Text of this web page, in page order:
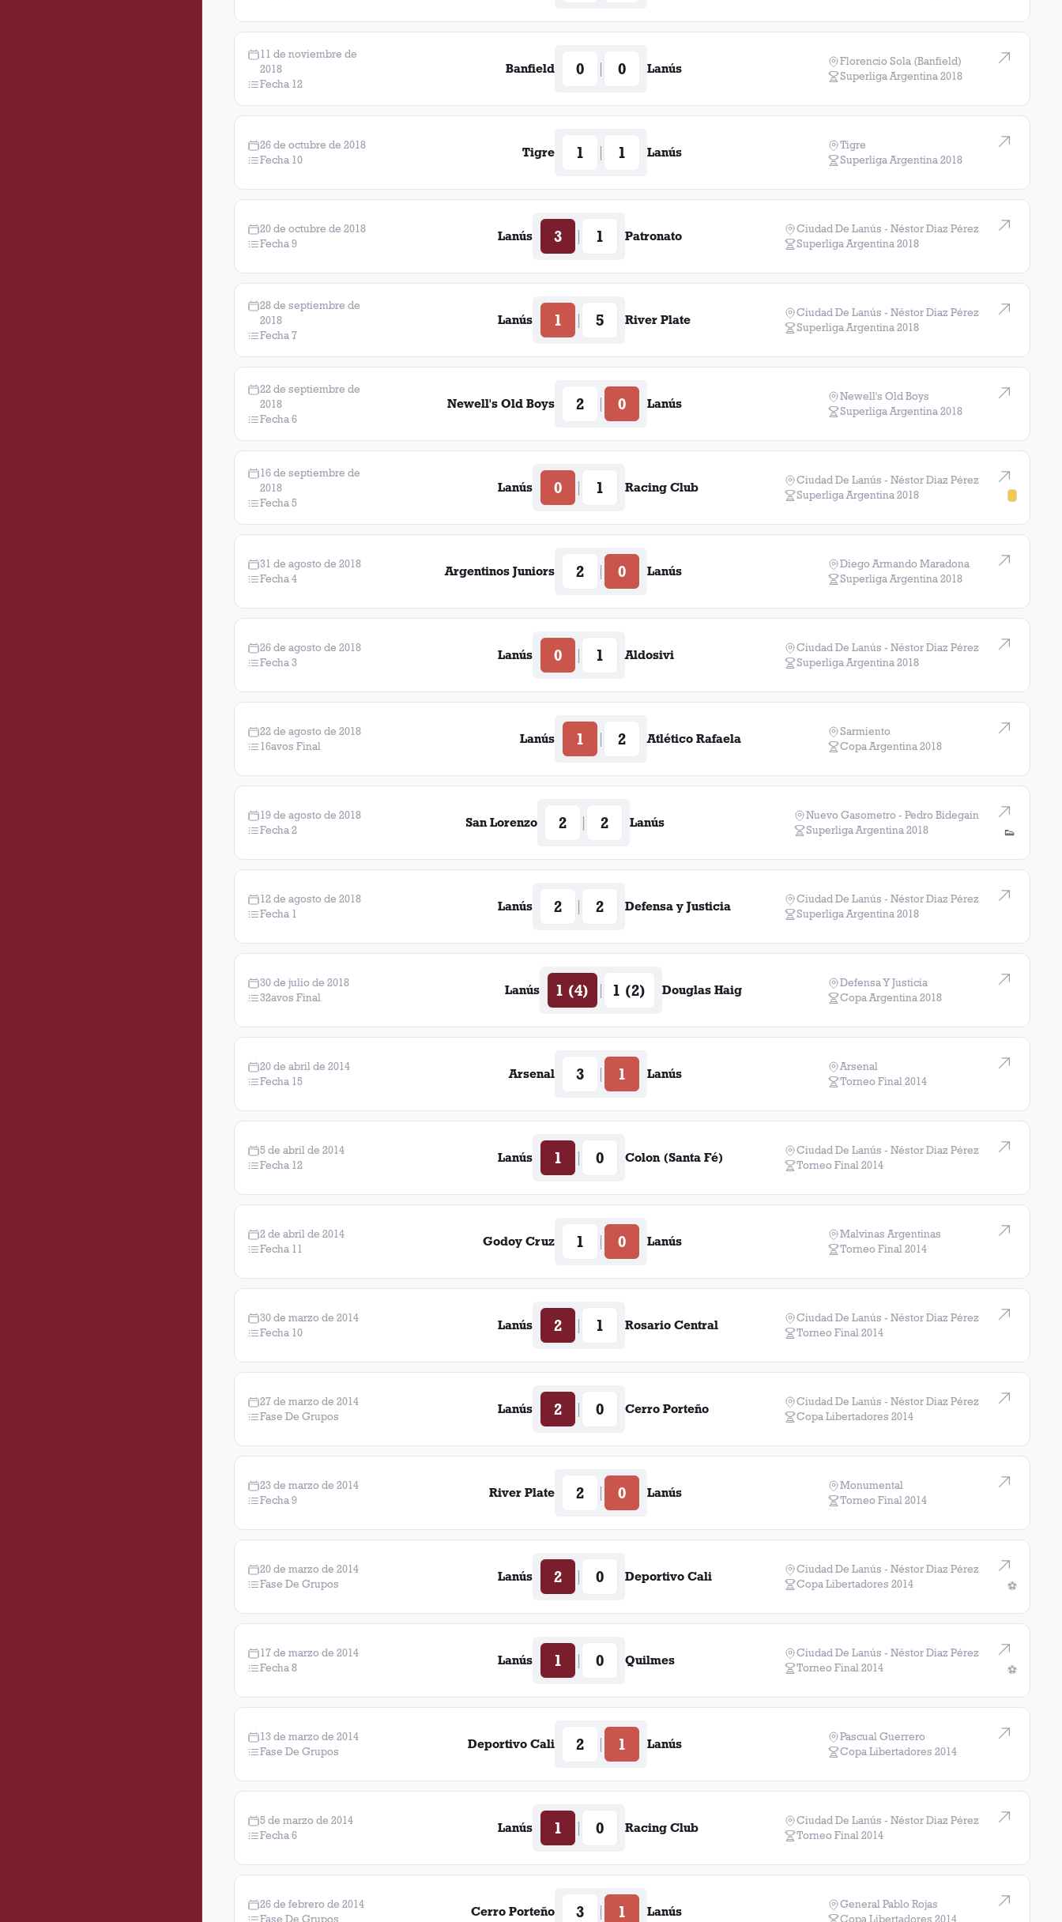
victoria
victoria
11 de noviembre de
2018
Fecha 12
Banfield 0 0 Lanús
Florencio Sola (Banfield)
Superliga Argentina 2018
26 de octubre de 2018
Fecha 10
Tigre 1 1 Lanús
Tigre
Superliga Argentina 2018
20 de octubre de 2018
Fecha 9
Lanús 3 1 Patronato
Ciudad De Lanús - Néstor Diaz Pérez
Superliga Argentina 2018
28 de septiembre de
2018
Fecha 7
Lanús 1 5 River Plate
Ciudad De Lanús - Néstor Diaz Pérez
Superliga Argentina 2018
22 de septiembre de
2018
Fecha 6
Newell's Old Boys 2 0 Lanús
Newell's Old Boys
Superliga Argentina 2018
16 de septiembre de
2018
Fecha 5
Lanús 0 1 Racing Club
Ciudad De Lanús - Néstor Diaz Pérez
Superliga Argentina 2018
31 de agosto de 2018
Fecha 4
Argentinos Juniors 2 0 Lanús
Diego Armando Maradona
Superliga Argentina 2018
26 de agosto de 2018
Fecha 3
Lanús 0 1 Aldosivi
Ciudad De Lanús - Néstor Diaz Pérez
Superliga Argentina 2018
22 de agosto de 2018
16avos Final
Lanús 1 2 Atlético Rafaela
Sarmiento
Copa Argentina 2018
👟
19 de agosto de 2018
Fecha 2
San Lorenzo 2 2 Lanús
Nuevo Gasometro - Pedro Bidegain
Superliga Argentina 2018
12 de agosto de 2018
Fecha 1
Lanús 2 2 Defensa y Justicia
Ciudad De Lanús - Néstor Diaz Pérez
Superliga Argentina 2018
30 de julio de 2018
32avos Final
Lanús 1 (4) 1 (2) Douglas Haig
Defensa Y Justicia
Copa Argentina 2018
20 de abril de 2014
Fecha 15
Arsenal 3 1 Lanús
Arsenal
Torneo Final 2014
5 de abril de 2014
Fecha 12
Lanús 1 0 Colon (Santa Fé)
Ciudad De Lanús - Néstor Diaz Pérez
Torneo Final 2014
2 de abril de 2014
Fecha 11
Godoy Cruz 1 0 Lanús
Malvinas Argentinas
Torneo Final 2014
30 de marzo de 2014
Fecha 10
Lanús 2 1 Rosario Central
Ciudad De Lanús - Néstor Diaz Pérez
Torneo Final 2014
27 de marzo de 2014
Fase De Grupos
Lanús 2 0 Cerro Porteño
Ciudad De Lanús - Néstor Diaz Pérez
Copa Libertadores 2014
23 de marzo de 2014
Fecha 9
River Plate 2 0 Lanús
Monumental
Torneo Final 2014
⚽
20 de marzo de 2014
Fase De Grupos
Lanús 2 0 Deportivo Cali
Ciudad De Lanús - Néstor Diaz Pérez
Copa Libertadores 2014
⚽
17 de marzo de 2014
Fecha 8
Lanús 1 0 Quilmes
Ciudad De Lanús - Néstor Diaz Pérez
Torneo Final 2014
13 de marzo de 2014
Fase De Grupos
Deportivo Cali 2 1 Lanús
Pascual Guerrero
Copa Libertadores 2014
5 de marzo de 2014
Fecha 6
Lanús 1 0 Racing Club
Ciudad De Lanús - Néstor Diaz Pérez
Torneo Final 2014
26 de febrero de 2014
Fase De Grupos
Cerro Porteño 3 1 Lanús
General Pablo Rojas
Copa Libertadores 2014